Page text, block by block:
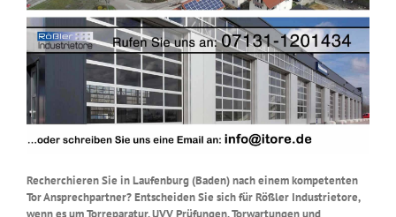
Recherchieren Sie in Laufenburg (Baden) nach einem kompetenten
Tor Ansprechpartner? Entscheiden Sie sich für Rößler Industrietore,
wenn es um Torreparatur, UVV Prüfungen, Torwartungen und